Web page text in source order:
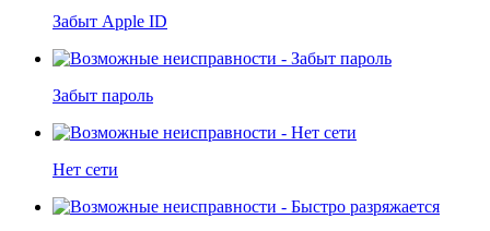
Забыт Apple ID
Забыт пароль
Нет сети